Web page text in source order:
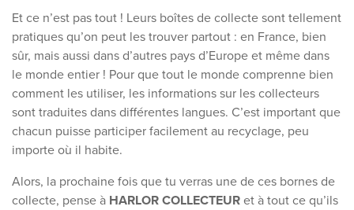
Et ce n’est pas tout ! Leurs boîtes de collecte sont tellement
pratiques qu’on peut les trouver partout : en France, bien
sûr, mais aussi dans d’autres pays d’Europe et même dans
le monde entier ! Pour que tout le monde comprenne bien
comment les utiliser, les informations sur les collecteurs
sont traduites dans différentes langues. C’est important que
chacun puisse participer facilement au recyclage, peu
importe où il habite.
Alors, la prochaine fois que tu verras une de ces bornes de
collecte, pense à HARLOR COLLECTEUR et à tout ce qu’ils